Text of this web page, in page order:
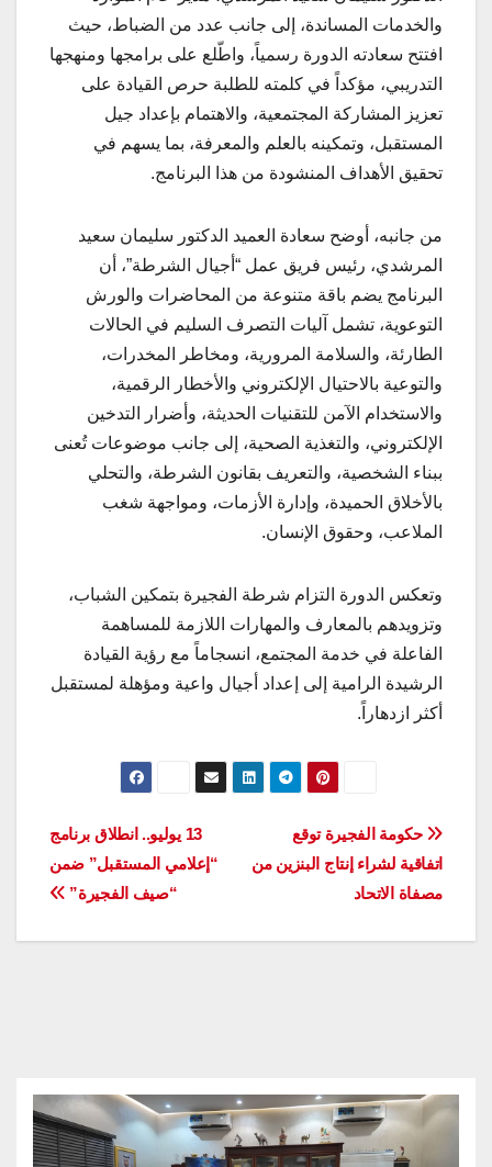
والخدمات المساندة، إلى جانب عدد من الضباط، حيث
افتتح سعادته الدورة رسمياً، واطّلع على برامجها ومنهجها
التدريبي، مؤكداً في كلمته للطلبة حرص القيادة على
تعزيز المشاركة المجتمعية، والاهتمام بإعداد جيل
المستقبل، وتمكينه بالعلم والمعرفة، بما يسهم في
تحقيق الأهداف المنشودة من هذا البرنامج.
من جانبه، أوضح سعادة العميد الدكتور سليمان سعيد
المرشدي، رئيس فريق عمل “أجيال الشرطة”، أن
البرنامج يضم باقة متنوعة من المحاضرات والورش
التوعوية، تشمل آليات التصرف السليم في الحالات
الطارئة، والسلامة المرورية، ومخاطر المخدرات،
والتوعية بالاحتيال الإلكتروني والأخطار الرقمية،
والاستخدام الآمن للتقنيات الحديثة، وأضرار التدخين
الإلكتروني، والتغذية الصحية، إلى جانب موضوعات تُعنى
ببناء الشخصية، والتعريف بقانون الشرطة، والتحلي
بالأخلاق الحميدة، وإدارة الأزمات، ومواجهة شغب
الملاعب، وحقوق الإنسان.
وتعكس الدورة التزام شرطة الفجيرة بتمكين الشباب،
وتزويدهم بالمعارف والمهارات اللازمة للمساهمة
الفاعلة في خدمة المجتمع، انسجاماً مع رؤية القيادة
الرشيدة الرامية إلى إعداد أجيال واعية ومؤهلة لمستقبل
أكثر ازدهاراً.
تصفّح
المقالات
13 يوليو.. انطلاق برنامج
“إعلامي المستقبل” ضمن
“صيف الفجيرة”
حكومة الفجيرة توقع
اتفاقية لشراء إنتاج البنزين من
مصفاة الاتحاد